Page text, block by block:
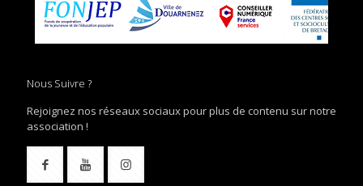
Nous Suivre ?
Rejoignez nos réseaux sociaux pour plus de contenu sur notre
association !